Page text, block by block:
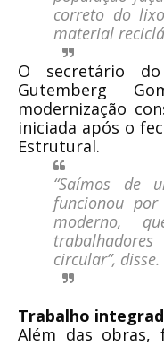
correto do
material
O secretário
Gutemberg
modernização
iniciada após o
Estrutural.
“Saímos de
funcionou
moderno,
circular”, disse.
Trabalho
Além das obras,